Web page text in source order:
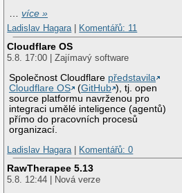
…více »
Ladislav Hagara| Komentářů: 11
Cloudflare OS
5.8. 17:00 | Zajímavý software
Společnost Cloudflare představila
Cloudflare OS
(GitHub ), tj. open
source platformu navrženou pro
integraci umělé inteligence (agentů)
přímo do pracovních procesů
organizací.
Ladislav Hagara| Komentářů: 0
RawTherapee 5.13
5.8. 12:44 | Nová verze